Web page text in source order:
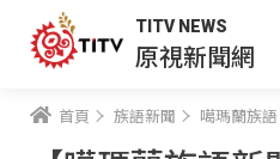
TITV NEWS
原視新聞網
首頁 族語新聞 噶瑪蘭族語